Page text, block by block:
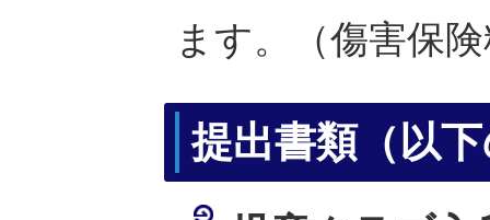
ます。（傷害保
提出書類（以